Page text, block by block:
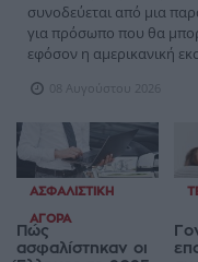
συνοδεύεται από μια
για πρόσωπο που θα
εφόσον η αμερικανική
08 Αυγούστου 2026
ΑΣΦΑΛΙΣΤΙΚΉ
ΑΓΟΡΆ
Πώς
ασφαλίστηκαν οι